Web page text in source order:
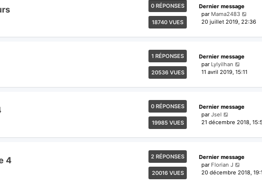
0 RÉPONSES
18740 VUES
Dernier message
par Mama2483
20 juillet 2019, 22:36
1 RÉPONSES
20536 VUES
Dernier message
par Lylyilhan
11 avril 2019, 15:11
0 RÉPONSES
19985 VUES
Dernier message
par Jsel
21 décembre 2018,
4 2 RÉPONSES
20016 VUES
Dernier message
par Florian J
20 décembre 2018,